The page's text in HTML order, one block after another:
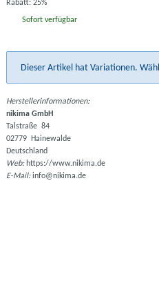
Rabatt: 25%
Sofort verfügbar
xDieser Artikel hat Variationen.
Herstellerinformationen:
nikima GmbH
Talstraße 84
02779 Hainewalde
Deutschland
Web:https://www.nikima.de
E-Mail:info@nikima.de